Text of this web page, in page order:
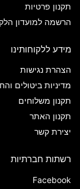
תקנון פרטיות
הרשמה למועדון
מידע ללקוחותינו
הצהרת נגישות
מדיניות ביטולים
תקנון משלוחים
תקנון האתר
יצירת קשר
רשתות חברתיות
Facebook